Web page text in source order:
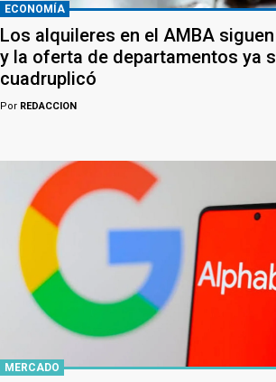
ECONOMÍA
Los alquileres en el AMBA
y la oferta de departamentos ya
cuadruplicó
Por REDACCION
MERCADO